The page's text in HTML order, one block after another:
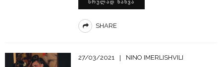
ᲡᲠᲣᲚᲐᲓ ᲜᲐᲮᲕᲐ
SHARE
27/03/2021 NINO IMERLISHVILI